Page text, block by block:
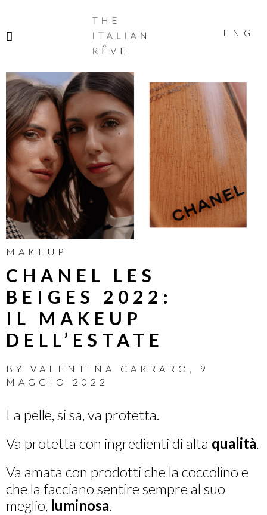
ITALIAN
RÊVE
ENG
MAKEUP
CHANEL LES
BEIGES 2022:
IL MAKEUP
DELL’ESTATE
BY VALENTINA CARRARO , 9
MAGGIO 2022
La pelle, si sa, va protetta.
Va protetta con ingredienti di alta qualità.
Va amata con prodotti che la coccolino e
che la facciano sentire sempre al suo
meglio, luminosa.